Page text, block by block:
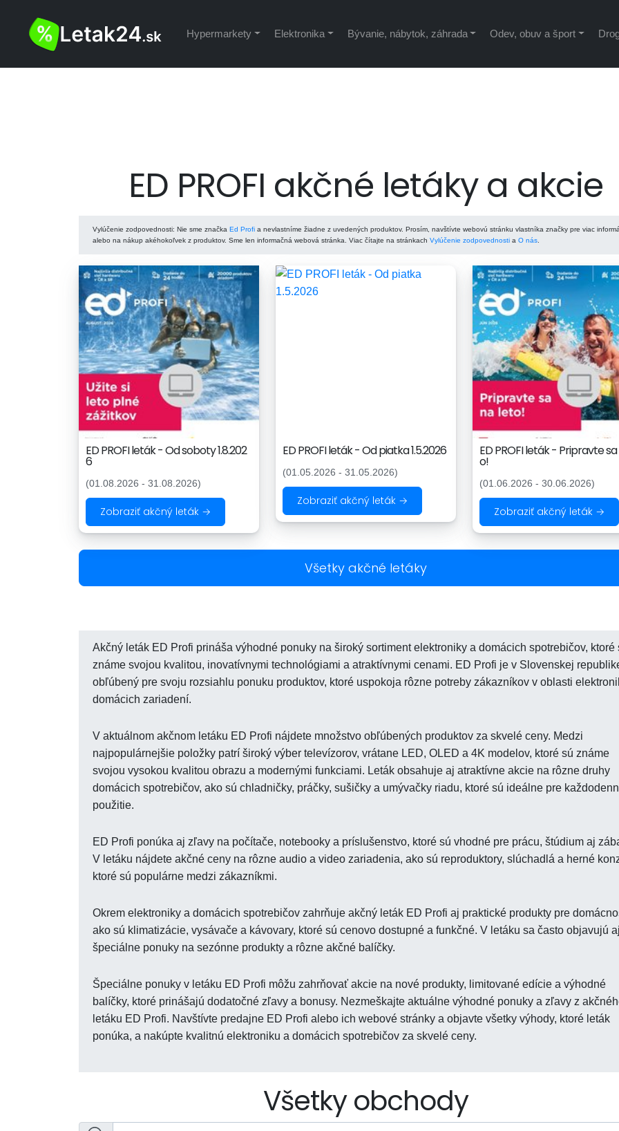
Hypermarkety Elektronika Bývanie, nábytok, záhrada Odev, obuv a šport
ED PROFI akčné letáky a akcie
Vylúčenie zodpovednosti: Nie sme značka Ed Profi a nevlastníme žiadne z uvedených produktov. Prosím, navštívte webovú stránku vlastníka značky pre viac
alebo na nákup akéhokoľvek z produktov. Sme len informačná webová stránka. Viac čítajte na stránkach Vylúčenie zodpovednosti a O nás
ED PROFI leták - Od soboty 1.8.202
6
(01.08.2026 - 31.08.2026)
Zobraziť akčný leták →
ED PROFI leták - Od piatka 1.5.2026
(01.05.2026 - 31.05.2026)
Zobraziť akčný leták →
ED PROFI leták - Pripravte
o!
(01.06.2026 - 30.06.2026)
Zobraziť akčný leták →
Všetky akčné letáky
Akčný leták ED Profi prináša výhodné ponuky na široký sortiment elektroniky a domácich spotrebičov, ktoré
známe svojou kvalitou, inovatívnymi technológiami a atraktívnymi cenami. ED Profi je v Slovenskej
obľúbený pre svoju rozsiahlu ponuku produktov, ktoré uspokoja rôzne potreby zákazníkov v oblasti
domácich zariadení.
V aktuálnom akčnom letáku ED Profi nájdete množstvo obľúbených produktov za skvelé ceny. Medzi
najpopulárnejšie položky patrí široký výber televízorov, vrátane LED, OLED a 4K modelov, ktoré sú známe
svojou vysokou kvalitou obrazu a modernými funkciami. Leták obsahuje aj atraktívne akcie na rôzne druhy
domácich spotrebičov, ako sú chladničky, práčky, sušičky a umývačky riadu, ktoré sú ideálne pre
použitie.
ED Profi ponúka aj zľavy na počítače, notebooky a príslušenstvo, ktoré sú vhodné pre prácu, štúdium aj
V letáku nájdete akčné ceny na rôzne audio a video zariadenia, ako sú reproduktory, slúchadlá a herné
ktoré sú populárne medzi zákazníkmi.
Okrem elektroniky a domácich spotrebičov zahrňuje akčný leták ED Profi aj praktické produkty pre
ako sú klimatizácie, vysávače a kávovary, ktoré sú cenovo dostupné a funkčné. V letáku sa často objavujú
špeciálne ponuky na sezónne produkty a rôzne akčné balíčky.
Špeciálne ponuky v letáku ED Profi môžu zahrňovať akcie na nové produkty, limitované edície a výhodné
balíčky, ktoré prinášajú dodatočné zľavy a bonusy. Nezmeškajte aktuálne výhodné ponuky a zľavy z
letáku ED Profi. Navštívte predajne ED Profi alebo ich webové stránky a objavte všetky výhody, ktoré leták
ponúka, a nakúpte kvalitnú elektroniku a domácich spotrebičov za skvelé ceny.
Všetky obchody